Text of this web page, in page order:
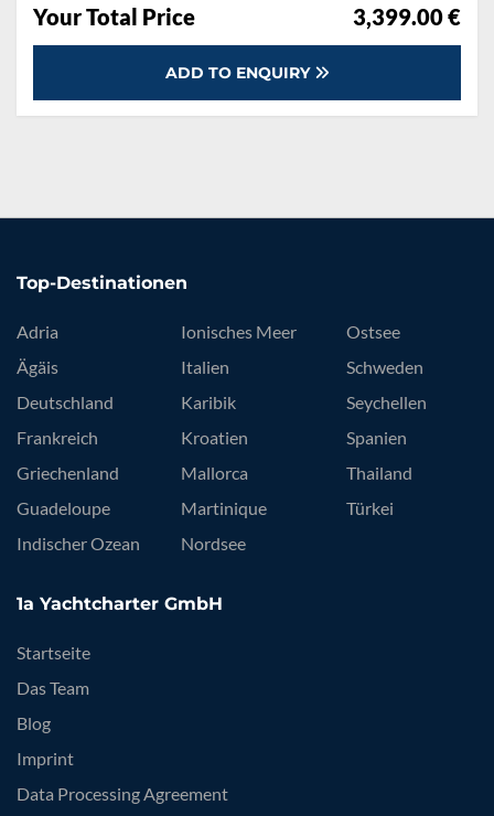
Your Total Price 3,399.00 €
ADD TO ENQUIRY
Top-Destinationen
Adria
Ägäis
Deutschland
Frankreich
Griechenland
Guadeloupe
Indischer Ozean
Ionisches Meer
Italien
Karibik
Kroatien
Mallorca
Martinique
Nordsee
Ostsee
Schweden
Seychellen
Spanien
Thailand
Türkei
1a Yachtcharter GmbH
Startseite
Das Team
Blog
Imprint
Data Processing Agreement